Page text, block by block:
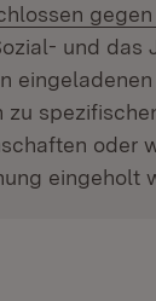
und das
oder
eingeholt